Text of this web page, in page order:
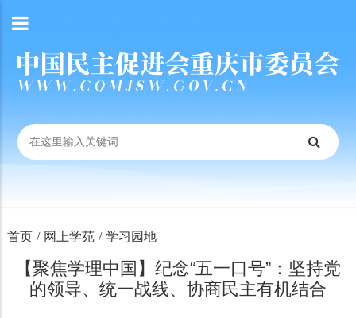
首页 / 网上学苑 / 学习园地
【聚焦学理中国】纪念“五一口号”：坚持党
的领导、统一战线、协商民主有机结合